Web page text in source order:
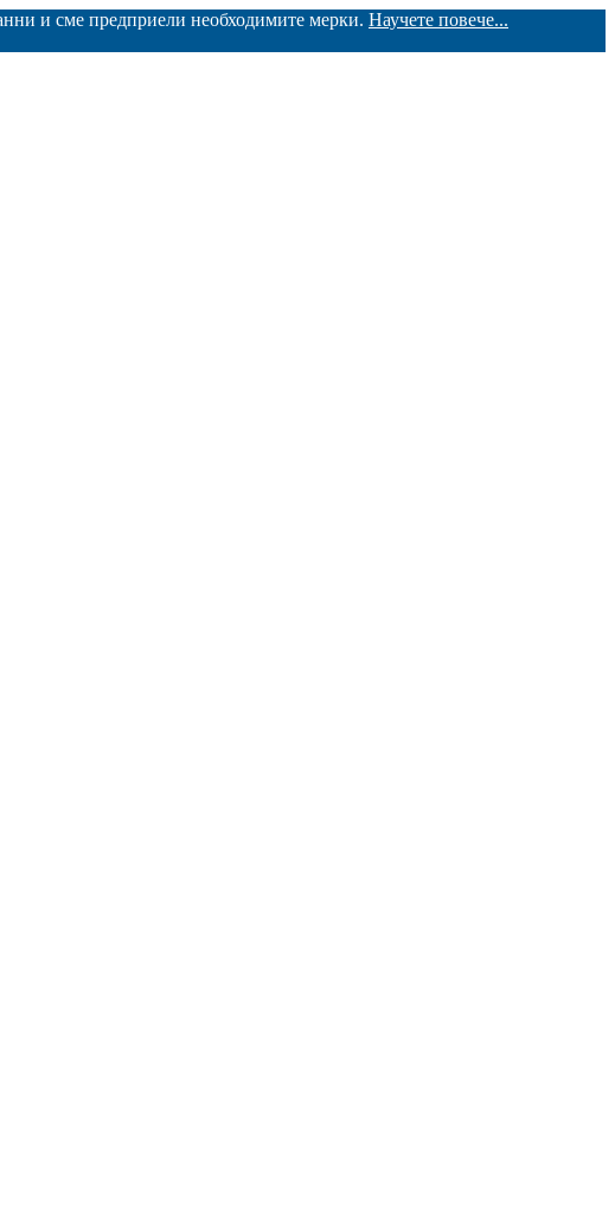
и сме предприели необходимите мерки. Научете повече...